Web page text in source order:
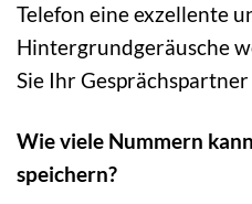
Telefon eine exzellente
Hintergrundgeräusche
Sie Ihr
Wie viele Nummern
speichern?